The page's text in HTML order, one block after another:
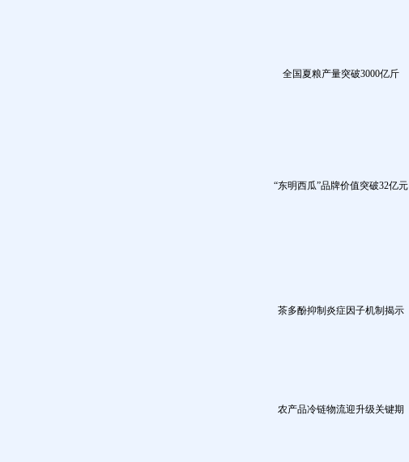
全国夏粮产量突破3000亿斤
“东明西瓜”品牌价值突破32亿元
茶多酚抑制炎症因子机制揭示
农产品冷链物流迎升级关键期